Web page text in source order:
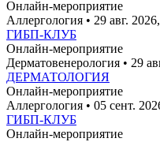
Онлайн-мероприятие
Аллергология • 29 авг.
ГИБП-КЛУБ
Онлайн-мероприятие
Дерматовенерология • 29
ДЕРМАТОЛОГИЯ
Онлайн-мероприятие
Аллергология • 05 сент.
ГИБП-КЛУБ
Онлайн-мероприятие